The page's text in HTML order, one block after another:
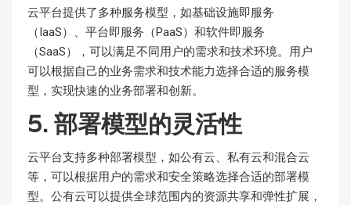
云平台提供了多种服务模型，如基础设施即服务
（IaaS）、平台即服务（PaaS）和软件即服务
（SaaS），可以满足不同用户的需求和技术环境。用户
可以根据自己的业务需求和技术能力选择合适的服务模
型，实现快速的业务部署和创新。
5. 部署模型的灵活性
云平台支持多种部署模型，如公有云、私有云和混合云
等，可以根据用户的需求和安全策略选择合适的部署模
型。公有云可以提供全球范围内的资源共享和弹性扩展，